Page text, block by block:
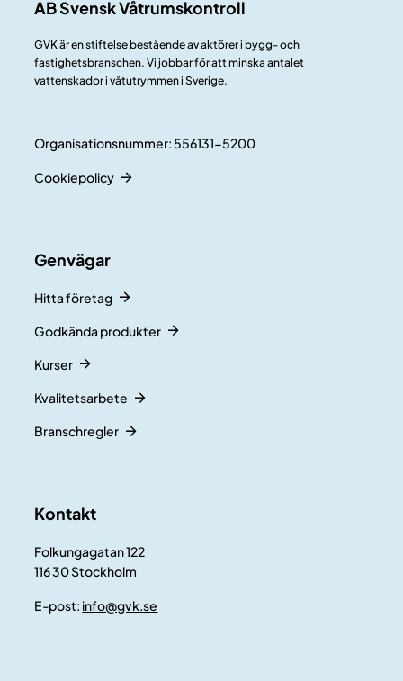
AB Svensk Våtrumskontroll
GVK är en stiftelse bestående av aktörer i bygg- och
fastighetsbranschen. Vi jobbar för att minska antalet
vattenskador i våtutrymmen i Sverige.
Organisationsnummer: 556131-5200
Cookiepolicy
Genvägar
Hitta företag
Godkända produkter
Kurser
Kvalitetsarbete
Branschregler
Kontakt
Folkungagatan 122
116 30 Stockholm
E-post: info@gvk.se